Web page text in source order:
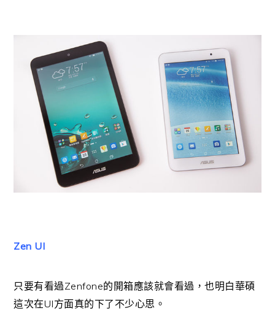
Zen UI
只要有看過Zenfone的開箱應該就會看過，也明白華碩
這次在UI方面真的下了不少心思。